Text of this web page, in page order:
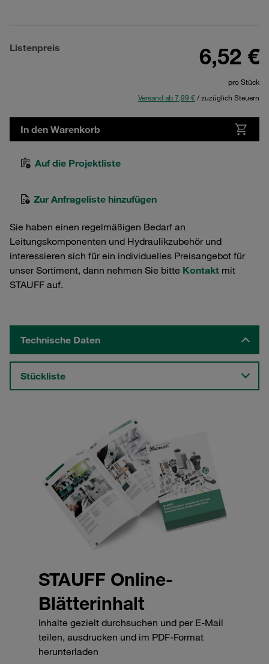
Listenpreis 6,52 €
pro Stück
Versand ab 7,99 €/ zuzüglich Steuern
In den Warenkorb
Auf die Projektliste
Zur Anfrageliste hinzufügen
Sie haben einen regelmäßigen Bedarf an
Leitungskomponenten und Hydraulikzubehör und
interessieren sich für ein individuelles Preisangebot für
unser Sortiment, dann nehmen Sie bitte Kontakt mit
STAUFF auf.
Technische Daten
Stückliste
STAUFF Online-
Blätterinhalt
Inhalte gezielt durchsuchen und per E-Mail
teilen, ausdrucken und im PDF-Format
herunterladen